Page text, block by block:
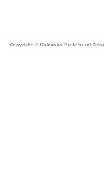
Copyright © Shizuoka Prefectural